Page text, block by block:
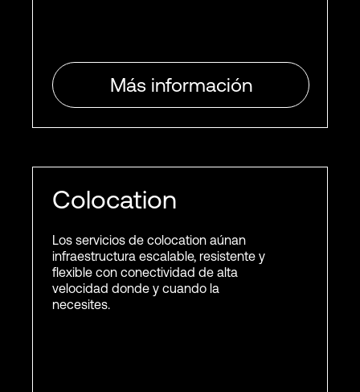
Más información
Colocation
Los servicios de colocation aúnan
infraestructura escalable, resistente y
flexible con conectividad de alta
velocidad donde y cuando la
necesites.